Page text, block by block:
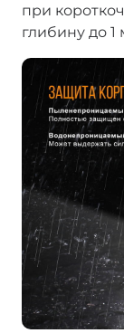
при
глибину до 1